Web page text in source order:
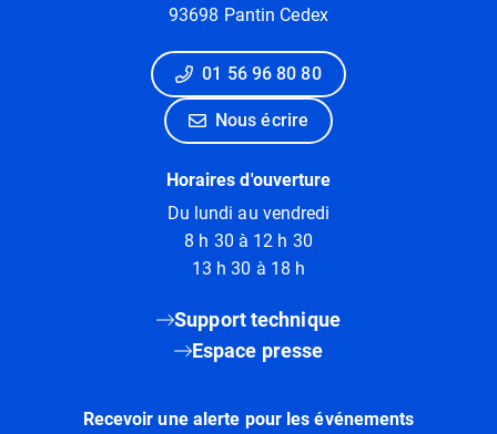
93698 Pantin Cedex
01 56 96 80 80
Nous écrire
Horaires d'ouverture
Du lundi au vendredi
8 h 30 à 12 h 30
13 h 30 à 18 h
Support technique
Espace presse
Recevoir une alerte pour les événements